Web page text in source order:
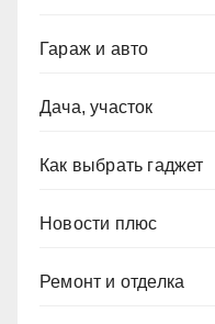
Гараж и авто
Дача, участок
Как выбрать гаджет
Новости плюс
Ремонт и отделка